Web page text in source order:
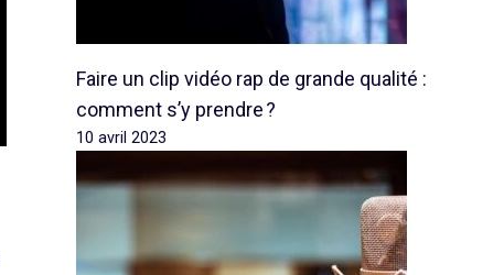
Faire un clip vidéo rap de grande qualité :
comment s’y prendre ?
10 avril 2023